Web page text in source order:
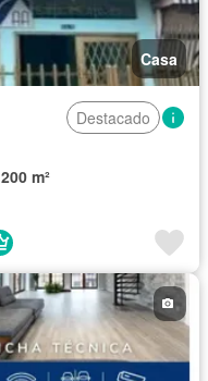
Casa
Destacado
200 m²